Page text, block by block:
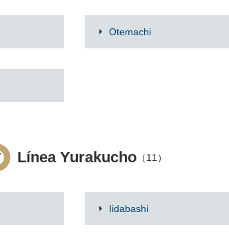
Otemachi
Línea Yurakucho（11）
Iidabashi